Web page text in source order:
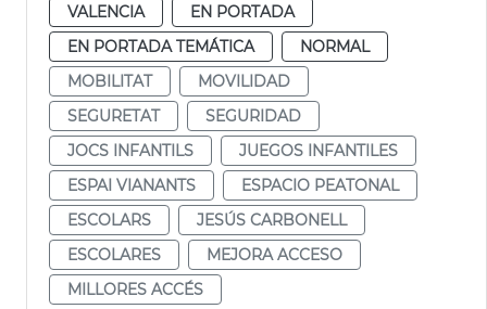
VALENCIA
EN PORTADA
EN PORTADA TEMÁTICA
NORMAL
MOBILITAT
MOVILIDAD
SEGURETAT
SEGURIDAD
JOCS INFANTILS
JUEGOS INFANTILES
ESPAI VIANANTS
ESPACIO PEATONAL
ESCOLARS
JESÚS CARBONELL
ESCOLARES
MEJORA ACCESO
MILLORES ACCÉS